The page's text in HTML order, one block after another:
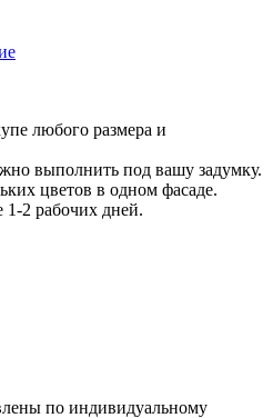
любого размера и
выполнить под вашу задумку.
цветов в одном фасаде.
1-2 рабочих дней.
по индивидуальному